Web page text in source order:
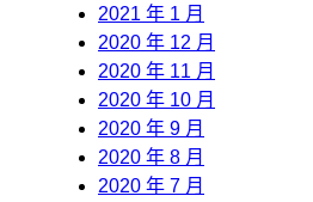
2021 年 1 月
2020 年 12 月
2020 年 11 月
2020 年 10 月
2020 年 9 月
2020 年 8 月
2020 年 7 月